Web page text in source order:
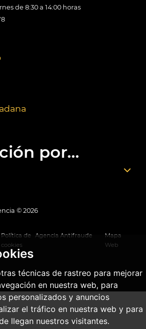
técnicas de rastreo para mejorar
en nuestra web, para
personalizados y anuncios
el tráfico en nuestra web y para
llegan nuestros visitantes.
de 8:30 a 14:00 horas
por...
© 2026
Política de
cookies
Agencia Antifraude
Mapa
Web